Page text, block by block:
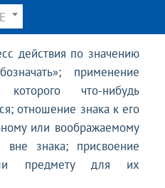
действия по значению
применение
что-нибудь
отношение знака к его
или воображаемому
вне знака; присвоение
предмету для их